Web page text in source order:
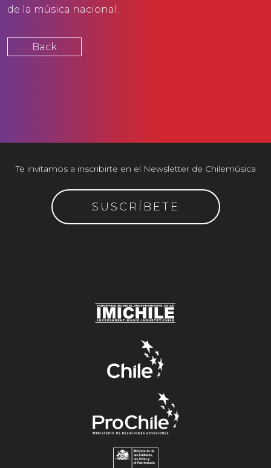
de la música nacional.
Back
Te invitamos a inscribirte en el Newsletter de Chilemúsica
SUSCRÍBETE